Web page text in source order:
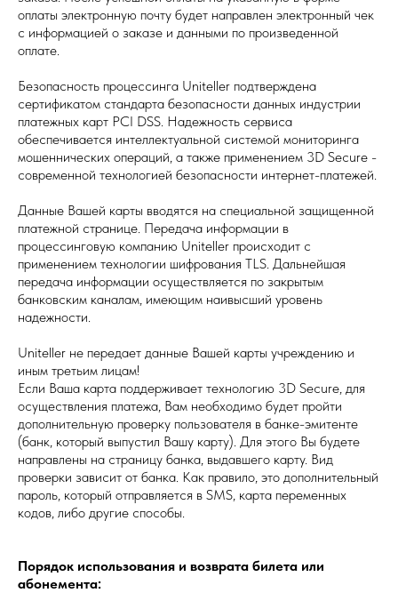
оплаты электронную почту будет направлен электронный чек
с информацией о заказе и данными по произведенной
оплате.
Безопасность процессинга Uniteller подтверждена
сертификатом стандарта безопасности данных индустрии
платежных карт PCI DSS. Надежность сервиса
обеспечивается интеллектуальной системой мониторинга
мошеннических операций, а также применением 3D Secure -
современной технологией безопасности интернет-платежей.
Данные Вашей карты вводятся на специальной защищенной
платежной странице. Передача информации в
процессинговую компанию Uniteller происходит с
применением технологии шифрования TLS. Дальнейшая
передача информации осуществляется по закрытым
банковским каналам, имеющим наивысший уровень
надежности.
Uniteller не передает данные Вашей карты учреждению и
иным третьим лицам!
Если Ваша карта поддерживает технологию 3D Secure, для
осуществления платежа, Вам необходимо будет пройти
дополнительную проверку пользователя в банке-эмитенте
(банк, который выпустил Вашу карту). Для этого Вы будете
направлены на страницу банка, выдавшего карту. Вид
проверки зависит от банка. Как правило, это дополнительный
пароль, который отправляется в SMS, карта переменных
кодов, либо другие способы.
Порядок использования и возврата билета или
абонемента: